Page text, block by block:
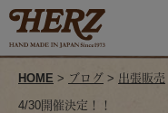
HOME > ブログ > 出張販売
4/30開催決定！！